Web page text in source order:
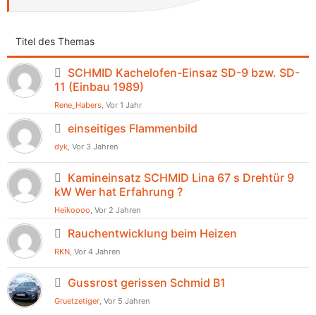
Titel des Themas
SCHMID Kachelofen-Einsaz SD-9 bzw. SD-
11 (Einbau 1989)
Rene_Habers, Vor 1 Jahr
einseitiges Flammenbild
dyk, Vor 3 Jahren
Kamineinsatz SCHMID Lina 67 s Drehtür 9
kW Wer hat Erfahrung ?
Heikoooo, Vor 2 Jahren
Rauchentwicklung beim Heizen
RKN, Vor 4 Jahren
Gussrost gerissen Schmid B1
Gruetzetiger, Vor 5 Jahren